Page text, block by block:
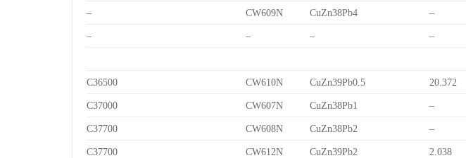
– CW609N CuZn38Pb4 –
– – – –
C36500 CW610N CuZn39Pb0.5 20.372
C37000 CW607N CuZn38Pb1 –
C37700 CW608N CuZn38Pb2 –
C37700 CW612N CuZn39Pb2 2.038